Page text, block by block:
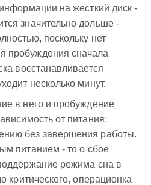
на жесткий диск -
значительно дольше -
поскольку нет
пробуждения сначала
восстанавливается
несколько минут.
в него и пробуждение
от питания:
без завершения работы.
питанием - то о сбое
режима сна в
критического, операционка